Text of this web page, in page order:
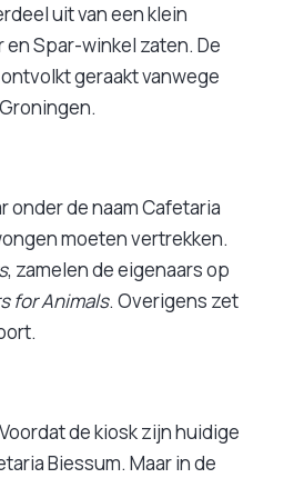
uit van een klein
Spar-winkel zaten. De
geraakt vanwege
onder de naam Cafetaria
moeten vertrekken.
, zamelen de eigenaars op
for Animals. Overigens zet
de kiosk zijn huidige
Biessum. Maar in de